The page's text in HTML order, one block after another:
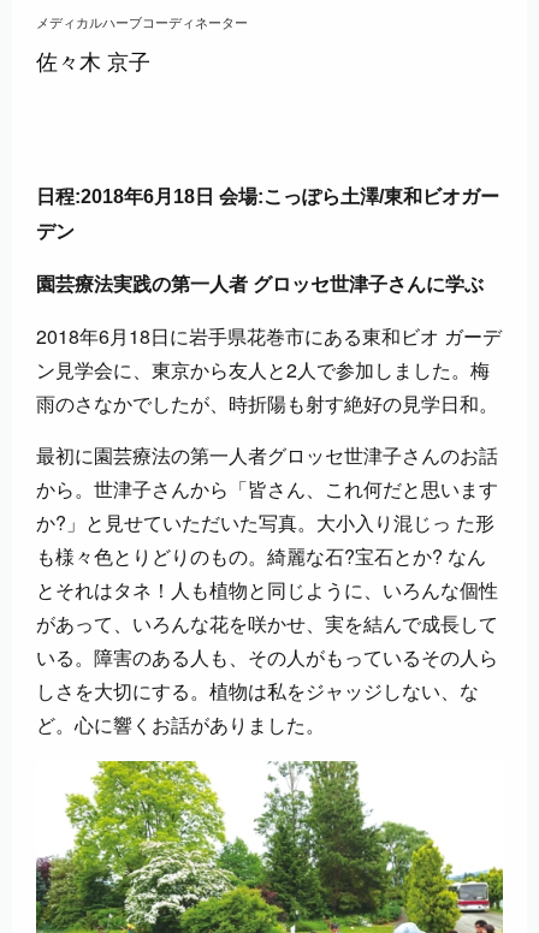
メディカルハーブコーディネーター
佐々木 京子
日程:2018年6月18日 会場:こっぽら土澤/東和ビオガー
デン
園芸療法実践の第一人者 グロッセ世津子さんに学ぶ
2018年6月18日に岩手県花巻市にある東和ビオ ガーデ
ン見学会に、東京から友人と2人で参加しました。梅
雨のさなかでしたが、時折陽も射す絶好の見学日和。
最初に園芸療法の第一人者グロッセ世津子さんのお話
から。世津子さんから「皆さん、これ何だと思います
か?」と見せていただいた写真。大小入り混じっ た形
も様々色とりどりのもの。綺麗な石?宝石とか? なん
とそれはタネ！人も植物と同じように、いろんな個性
があって、いろんな花を咲かせ、実を結んで成長して
いる。障害のある人も、その人がもっているその人ら
しさを大切にする。植物は私をジャッジしない、な
ど。心に響くお話がありました。